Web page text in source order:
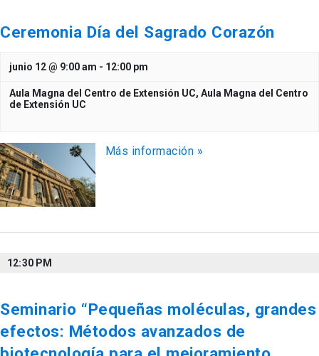
Ceremonia Día del Sagrado Corazón
junio 12 @ 9:00 am - 12:00 pm
Aula Magna del Centro de Extensión UC, Aula Magna del Centro
de Extensión UC
Más información »
12:30 PM
Seminario “Pequeñas moléculas, grandes
efectos: Métodos avanzados de